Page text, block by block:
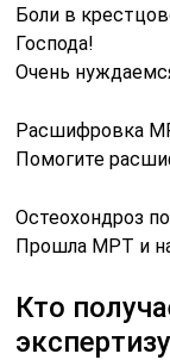
Боли в
Господа!
Очень
Расшифровка
Помогите
Остеохондроз
Прошла МРТ и
Кто